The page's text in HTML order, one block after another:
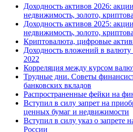
Доходность активов 2026:
недвижимость, золото,
Доходность активов 2025:
недвижимость, золото,
Криптовалюта, цифровые
Доходность вложений в
2022
Корреляция между курсом
Трудные дни. Советы
банковских вкладов
Распространенные фейки на
Вступил в силу запрет на
ценных бумаг и недвижимости
Вступил в силу указ о запрете
России